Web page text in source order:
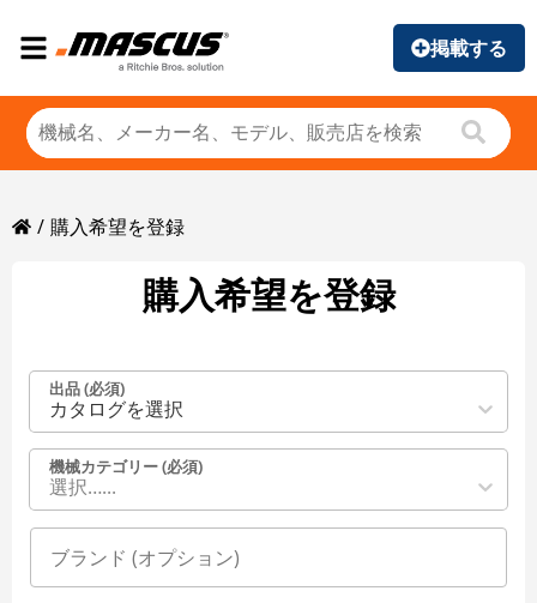
掲載する
購入希望を登録
購入希望を登録
出品 (必須)
カタログを選択
機械カテゴリー (必須)
選択…...